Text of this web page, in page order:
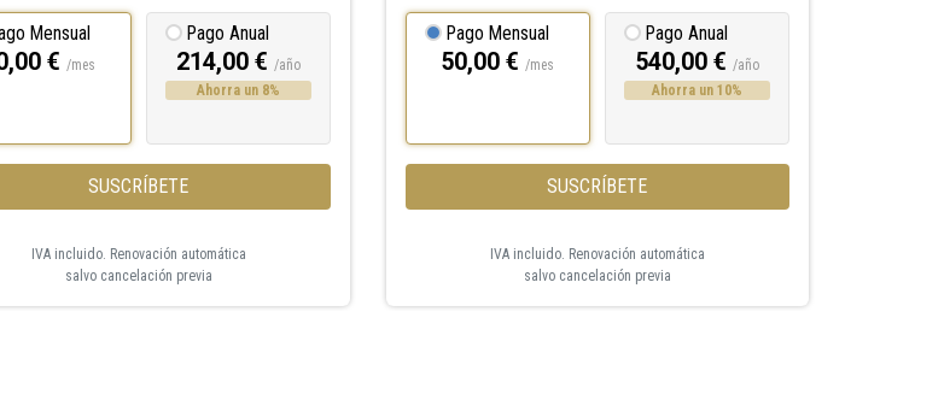
Mensual
€/mes
Pago Anual
214,00 €/año
Ahorra un 8%
SUSCRÍBETE
IVA incluido. Renovación automática
salvo cancelación previa
Pago Mensual
50,00 €/mes
Pago Anual
540,00 €/año
Ahorra un 10%
SUSCRÍBETE
IVA incluido. Renovación automática
salvo cancelación previa